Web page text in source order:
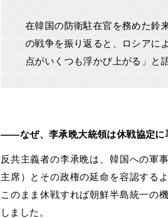
在韓国の防衛駐在官を務めた鈴
の戦争を振り返ると、ロシアに
点がいくつも浮かび上がる」と
――なぜ、李承晩大統領は休戦協定に
反共主義者の李承晩は、韓国への軍
主席）とその政権の延命を容認する
このまま休戦すれば朝鮮半島統一の
しました。